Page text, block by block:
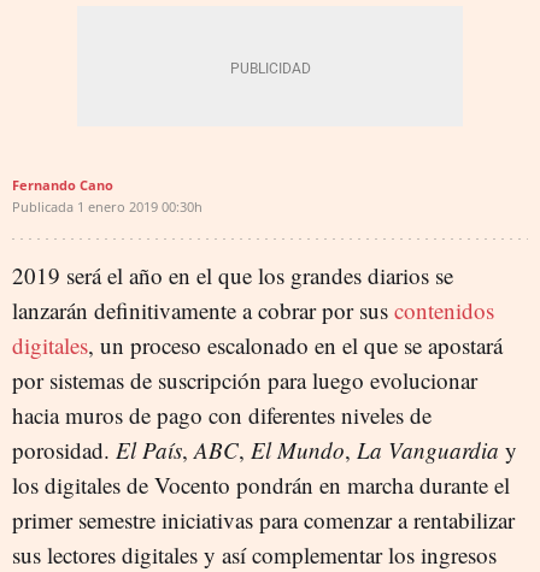
Fernando Cano
Publicada 1 enero 2019 00:30h
2019 será el año en el que los grandes diarios se
lanzarán definitivamente a cobrar por sus contenidos
digitales, un proceso escalonado en el que se apostará
por sistemas de suscripción para luego evolucionar
hacia muros de pago con diferentes niveles de
porosidad. El País,ABC, El Mundo, La Vanguardia y
los digitales de Vocento pondrán en marcha durante el
primer semestre iniciativas para comenzar a rentabilizar
sus lectores digitales y así complementar los ingresos